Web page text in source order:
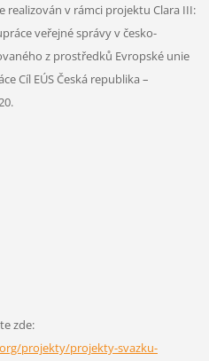
realizován v rámci projektu Clara III:
veřejné správy v česko-
z prostředků Evropské unie
Cíl EÚS Česká republika –
zde:
projekty/projekty-svazku-